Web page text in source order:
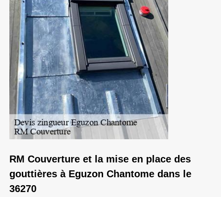
RM Couverture et la mise en place des
gouttières à Eguzon Chantome dans le
36270